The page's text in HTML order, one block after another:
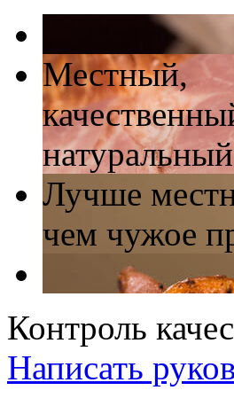
Местный,
натуральный
Лучше
чем чужое
Контроль
Написать